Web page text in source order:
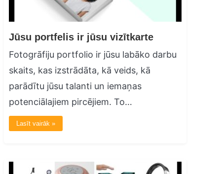
Jūsu portfelis ir jūsu vizītkarte
Fotogrāfiju portfolio ir jūsu labāko darbu
skaits, kas izstrādāta, kā veids, kā
parādītu jūsu talanti un iemaņas
potenciālajiem pircējiem. To…
Lasīt vairāk »